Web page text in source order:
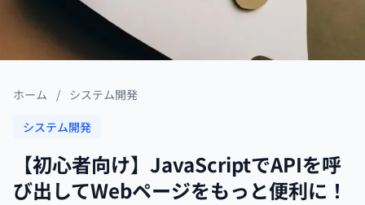
ホーム / システム開発
システム開発
【初心者向け】JavaScriptでAPIを呼
び出してWebページをもっと便利に！